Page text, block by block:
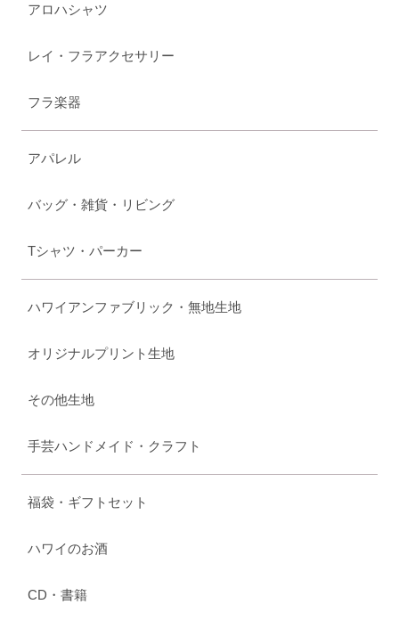
アロハシャツ
レイ・フラアクセサリー
フラ楽器
アパレル
バッグ・雑貨・リビング
Tシャツ・パーカー
ハワイアンファブリック・無地生地
オリジナルプリント生地
その他生地
手芸ハンドメイド・クラフト
福袋・ギフトセット
ハワイのお酒
CD・書籍